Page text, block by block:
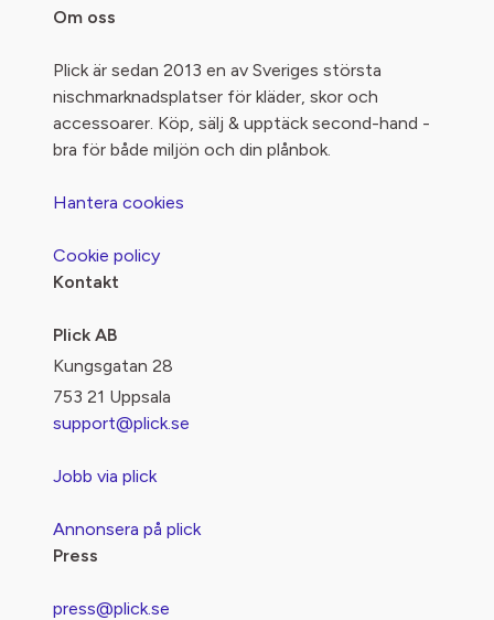
Om oss
Plick är sedan 2013 en av Sveriges största
nischmarknadsplatser för kläder, skor och
accessoarer. Köp, sälj & upptäck second-hand -
bra för både miljön och din plånbok.
Hantera cookies
Cookie policy
Kontakt
Plick AB
Kungsgatan 28
753 21 Uppsala
support@plick.se
Jobb via plick
Annonsera på plick
Press
press@plick.se